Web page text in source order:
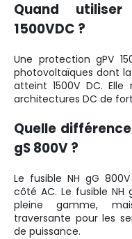
Quand
1500VDC ?
Une protection gPV
photovoltaïques dont
atteint 1500V DC.
architectures DC de
Quelle
gS 800V ?
Le fusible NH gG
côté AC. Le fusible
pleine gamme,
traversante pour les
de puissance.